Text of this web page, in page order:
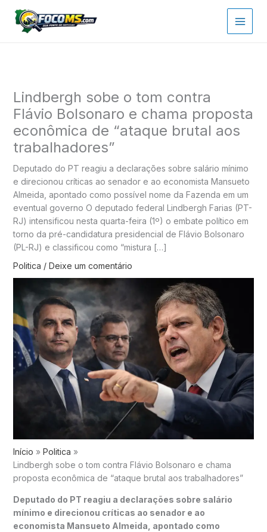
para
Lindbergh sobe o tom contra
Flávio Bolsonaro e chama proposta
econômica de “ataque brutal aos
trabalhadores”
Deputado do PT reagiu a declarações sobre salário mínimo
e direcionou críticas ao senador e ao economista Mansueto
Almeida, apontado como possível nome da Fazenda em um
eventual governo O deputado federal Lindbergh Farias (PT-
RJ) intensificou nesta quarta-feira (1º) o embate político em
torno da pré-candidatura presidencial de Flávio Bolsonaro
(PL-RJ) e classificou como “mistura […]
Politica / Deixe um comentário
Início
Politica
Lindbergh sobe o tom contra Flávio Bolsonaro e chama
proposta econômica de “ataque brutal aos trabalhadores”
Deputado do PT reagiu a declarações sobre salário
mínimo e direcionou críticas ao senador e ao
economista Mansueto Almeida, apontado como